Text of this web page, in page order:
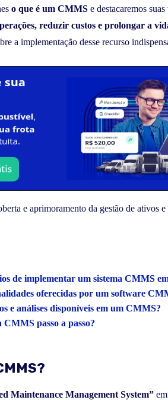
o que é um CMMS e destacaremos
reduzir custos e prolongar a
a implementação desse recurso
e aprimoramento da gestão de ativos e
de implementar um sistema CMMS
oferecidas por um software
e análises disponíveis em um CMMS?
passo a passo?
Maintenance Management System”